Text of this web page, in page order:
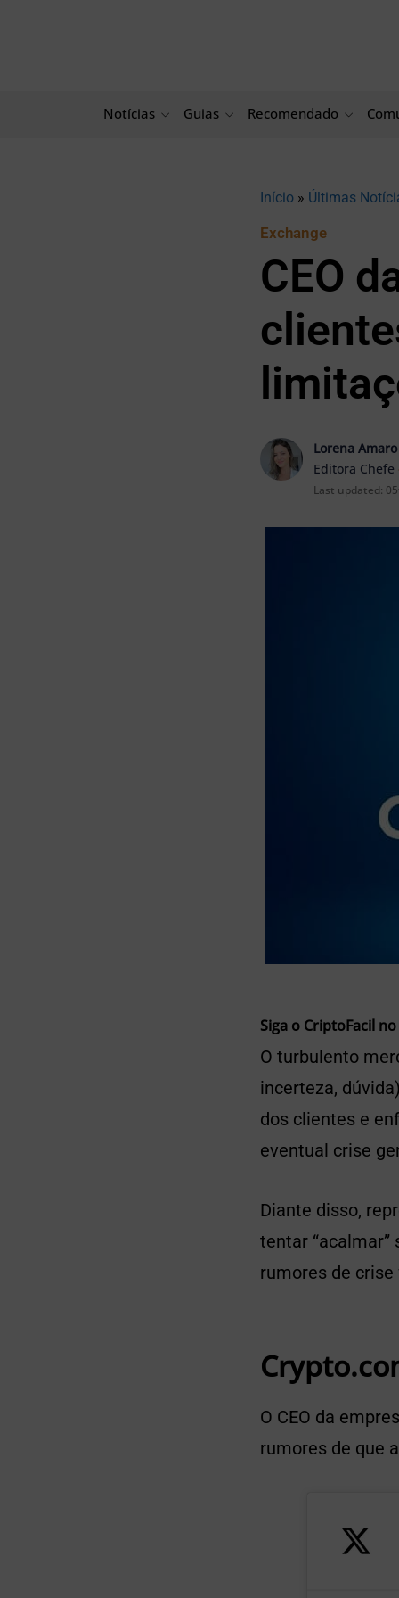
Notícias Guias Recomendado
Início » Últimas
Exchange
CEO
Lorena Amaro
Editora Chefe
Last updated:
Siga o CriptoFacil no
O turbulento
incerteza,
dos clientes e
eventual crise
Diante disso,
tentar
rumores de
O CEO da
rumores de que